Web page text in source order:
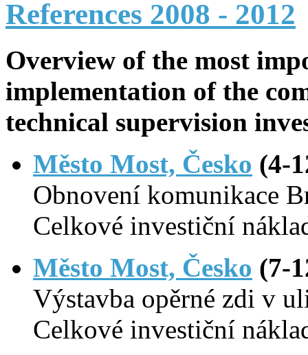
References 2008 - 2012
Overview of the most
implementation of the
technical supervision
Město Most, Česko (4-
Obnovení komunikace
Celkové investiční
Město Most, Česko (7-
Výstavba opěrné zdi v
Celkové investiční